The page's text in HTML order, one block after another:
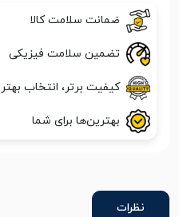
ضمانت سلامت کالا
تضمین سلامت فیزیکی
کیفیت برتر، انتخاب بهتر
بهترین‌ها برای شما
نظرات